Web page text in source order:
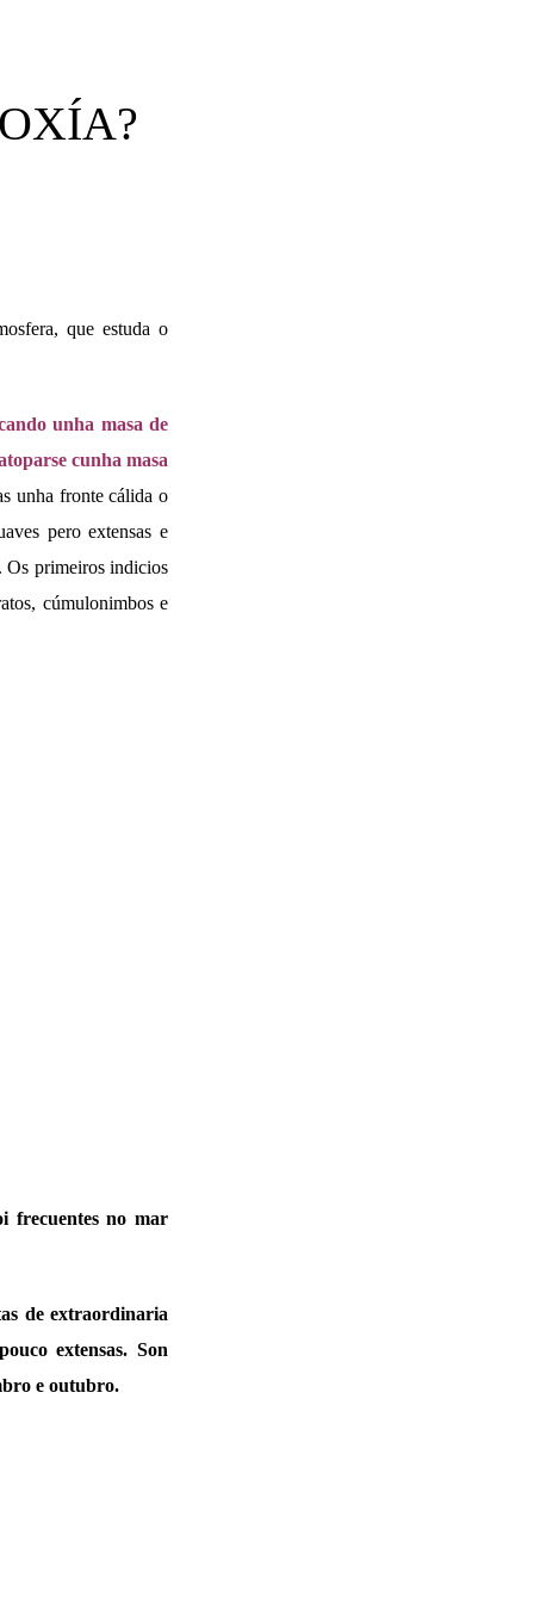
que estuda o
unha masa de
cunha masa
unha fronte cálida o
pero extensas e
Os primeiros indicios
cúmulonimbos e
frecuentes no mar
de extraordinaria
extensas. Son
e outubro.